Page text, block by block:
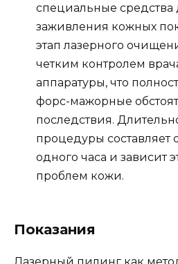
специальные
заживления кожных
этап лазерного
четким контролем
аппаратуры, что
форс-мажорные
последствия.
процедуры составляет
одного часа и зависит
проблем кожи.
Показания